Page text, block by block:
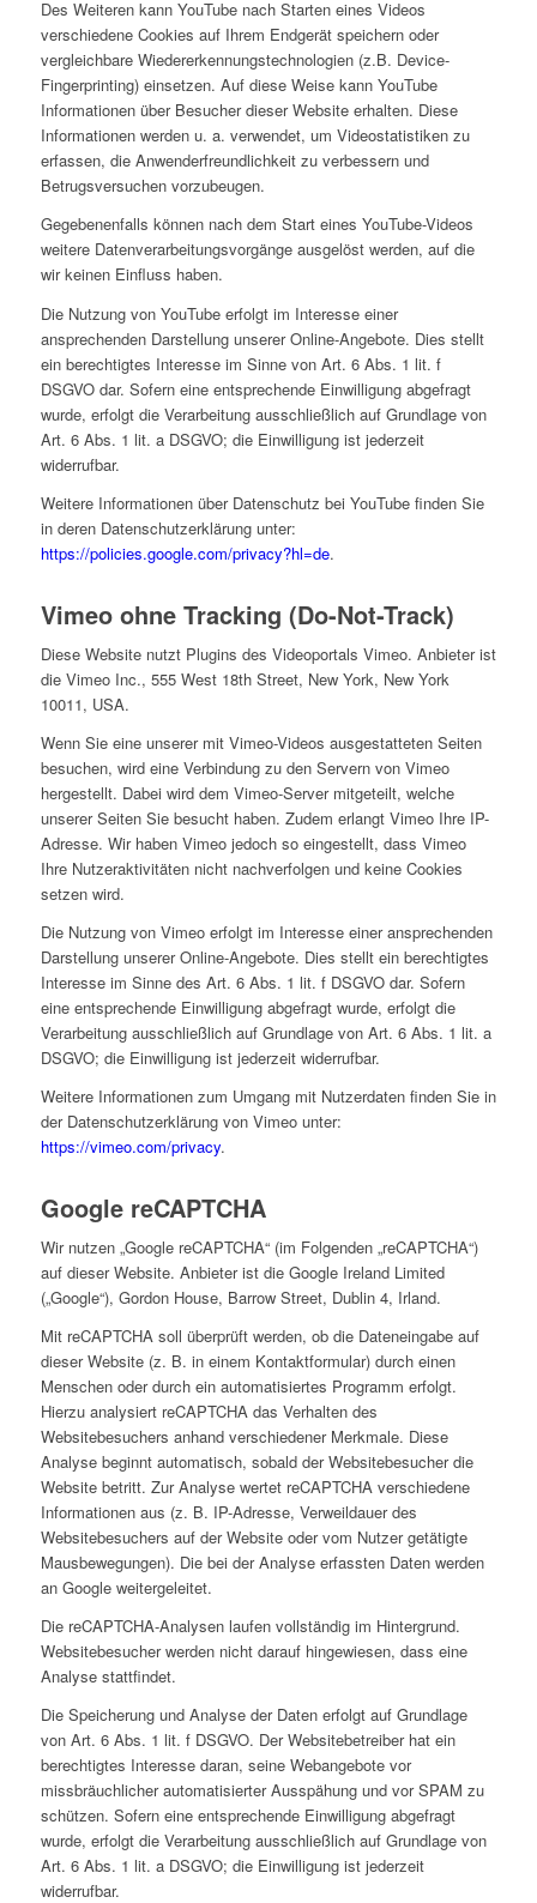
Des Weiteren kann YouTube nach Starten eines Videos
verschiedene Cookies auf Ihrem Endgerät speichern oder
vergleichbare Wiedererkennungstechnologien (z.B. Device-
Fingerprinting) einsetzen. Auf diese Weise kann YouTube
Informationen über Besucher dieser Website erhalten. Diese
Informationen werden u. a. verwendet, um Videostatistiken zu
erfassen, die Anwenderfreundlichkeit zu verbessern und
Betrugsversuchen vorzubeugen.
Gegebenenfalls können nach dem Start eines YouTube-Videos
weitere Datenverarbeitungsvorgänge ausgelöst werden, auf die
wir keinen Einfluss haben.
Die Nutzung von YouTube erfolgt im Interesse einer
ansprechenden Darstellung unserer Online-Angebote. Dies stellt
ein berechtigtes Interesse im Sinne von Art. 6 Abs. 1 lit. f
DSGVO dar. Sofern eine entsprechende Einwilligung abgefragt
wurde, erfolgt die Verarbeitung ausschließlich auf Grundlage von
Art. 6 Abs. 1 lit. a DSGVO; die Einwilligung ist jederzeit
widerrufbar.
Weitere Informationen über Datenschutz bei YouTube finden Sie
in deren Datenschutzerklärung unter:
https://policies.google.com/privacy?hl=de.
Vimeo ohne Tracking (Do-Not-Track)
Diese Website nutzt Plugins des Videoportals Vimeo. Anbieter ist
die Vimeo Inc., 555 West 18th Street, New York, New York
10011, USA.
Wenn Sie eine unserer mit Vimeo-Videos ausgestatteten Seiten
besuchen, wird eine Verbindung zu den Servern von Vimeo
hergestellt. Dabei wird dem Vimeo-Server mitgeteilt, welche
unserer Seiten Sie besucht haben. Zudem erlangt Vimeo Ihre IP-
Adresse. Wir haben Vimeo jedoch so eingestellt, dass Vimeo
Ihre Nutzeraktivitäten nicht nachverfolgen und keine Cookies
setzen wird.
Die Nutzung von Vimeo erfolgt im Interesse einer ansprechenden
Darstellung unserer Online-Angebote. Dies stellt ein berechtigtes
Interesse im Sinne des Art. 6 Abs. 1 lit. f DSGVO dar. Sofern
eine entsprechende Einwilligung abgefragt wurde, erfolgt die
Verarbeitung ausschließlich auf Grundlage von Art. 6 Abs. 1 lit. a
DSGVO; die Einwilligung ist jederzeit widerrufbar.
Weitere Informationen zum Umgang mit Nutzerdaten finden Sie in
der Datenschutzerklärung von Vimeo unter:
https://vimeo.com/privacy.
Google reCAPTCHA
Wir nutzen „Google reCAPTCHA“ (im Folgenden „reCAPTCHA“)
auf dieser Website. Anbieter ist die Google Ireland Limited
(„Google“), Gordon House, Barrow Street, Dublin 4, Irland.
Mit reCAPTCHA soll überprüft werden, ob die Dateneingabe auf
dieser Website (z. B. in einem Kontaktformular) durch einen
Menschen oder durch ein automatisiertes Programm erfolgt.
Hierzu analysiert reCAPTCHA das Verhalten des
Websitebesuchers anhand verschiedener Merkmale. Diese
Analyse beginnt automatisch, sobald der Websitebesucher die
Website betritt. Zur Analyse wertet reCAPTCHA verschiedene
Informationen aus (z. B. IP-Adresse, Verweildauer des
Websitebesuchers auf der Website oder vom Nutzer getätigte
Mausbewegungen). Die bei der Analyse erfassten Daten werden
an Google weitergeleitet.
Die reCAPTCHA-Analysen laufen vollständig im Hintergrund.
Websitebesucher werden nicht darauf hingewiesen, dass eine
Analyse stattfindet.
Die Speicherung und Analyse der Daten erfolgt auf Grundlage
von Art. 6 Abs. 1 lit. f DSGVO. Der Websitebetreiber hat ein
berechtigtes Interesse daran, seine Webangebote vor
missbräuchlicher automatisierter Ausspähung und vor SPAM zu
schützen. Sofern eine entsprechende Einwilligung abgefragt
wurde, erfolgt die Verarbeitung ausschließlich auf Grundlage von
Art. 6 Abs. 1 lit. a DSGVO; die Einwilligung ist jederzeit
widerrufbar.